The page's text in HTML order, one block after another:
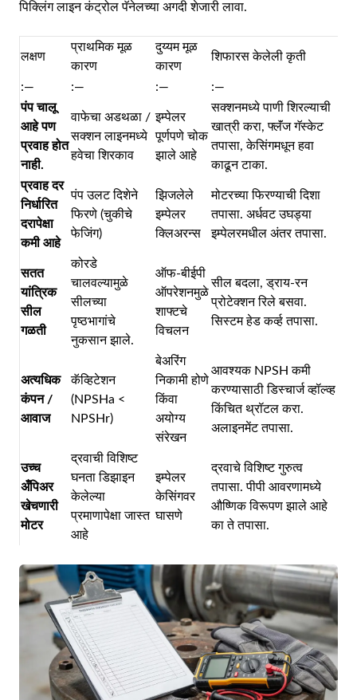
पिक्लिंग लाइन कंट्रोल पॅनेलच्या अगदी शेजारी लावा.
लक्षण
प्राथमिक मूळ
कारण
दुय्यम मूळ
कारण
शिफारस केलेली कृती
:— :— :—
:—
पंप चालू
आहे पण
प्रवाह होत
नाही.
वाफेचा अडथळा /
सक्शन लाइनमध्ये
हवेचा शिरकाव
इम्पेलर
पूर्णपणे चोक
झाले आहे
सक्शनमध्ये पाणी शिरल्याची
खात्री करा, फ्लॅंज गॅस्केट
तपासा, केसिंगमधून हवा
काढून टाका.
प्रवाह दर
निर्धारित
दरापेक्षा
कमी आहे
पंप उलट दिशेने
फिरणे (चुकीचे
फेजिंग)
झिजलेले
इम्पेलर
क्लिअरन्स
मोटरच्या फिरण्याची दिशा
तपासा. अर्धवट उघड्या
इम्पेलरमधील अंतर तपासा.
सतत
यांत्रिक
सील
गळती
कोरडे
चालवल्यामुळे
सीलच्या
पृष्ठभागांचे
नुकसान झाले.
ऑफ-बीईपी
ऑपरेशनमुळे
शाफ्टचे
विचलन
सील बदला, ड्राय-रन
प्रोटेक्शन रिले बसवा.
सिस्टम हेड कर्व्ह तपासा.
अत्यधिक
कंपन /
आवाज
कॅव्हिटेशन
(NPSHa <
NPSHr)
बेअरिंग
निकामी होणे
किंवा
अयोग्य
संरेखन
आवश्यक NPSH कमी
करण्यासाठी डिस्चार्ज व्हॉल्व्ह
किंचित थ्रॉटल करा.
अलाइनमेंट तपासा.
उच्च
अँपिअर
खेचणारी
मोटर
द्रवाची विशिष्ट
घनता डिझाइन
केलेल्या
प्रमाणापेक्षा जास्त
आहे
इम्पेलर
केसिंगवर
घासणे
द्रवाचे विशिष्ट गुरुत्व
तपासा. पीपी आवरणामध्ये
औष्णिक विरूपण झाले आहे
का ते तपासा.